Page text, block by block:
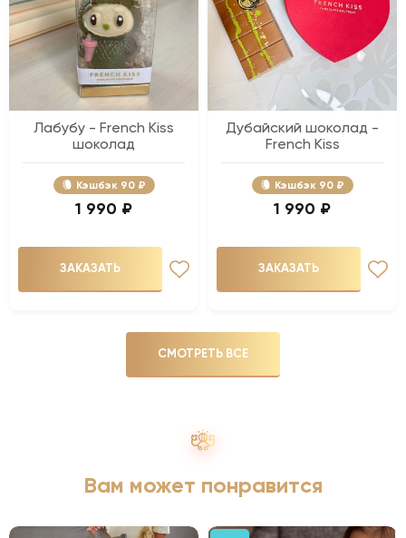
Лабубу - French Kiss
шоколад
Кэшбэк 90 ₽
1 990 ₽
ЗАКАЗАТЬ
Дубайский шоколад -
French Kiss
Кэшбэк 90 ₽
1 990 ₽
ЗАКАЗАТЬ
СМОТРЕТЬ ВСЕ
Вам может понравится